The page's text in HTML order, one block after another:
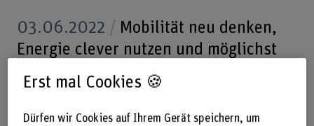
03.06.2022
Mobilität neu denken,
Energie clever nutzen und möglichst
viele Bürger*innen bei
demokratischen Prozessen
einbeziehen - Smart Cities umfassen
Erst mal Cookies 🍪
Dürfen wir Cookies auf Ihrem Gerät speichern, um